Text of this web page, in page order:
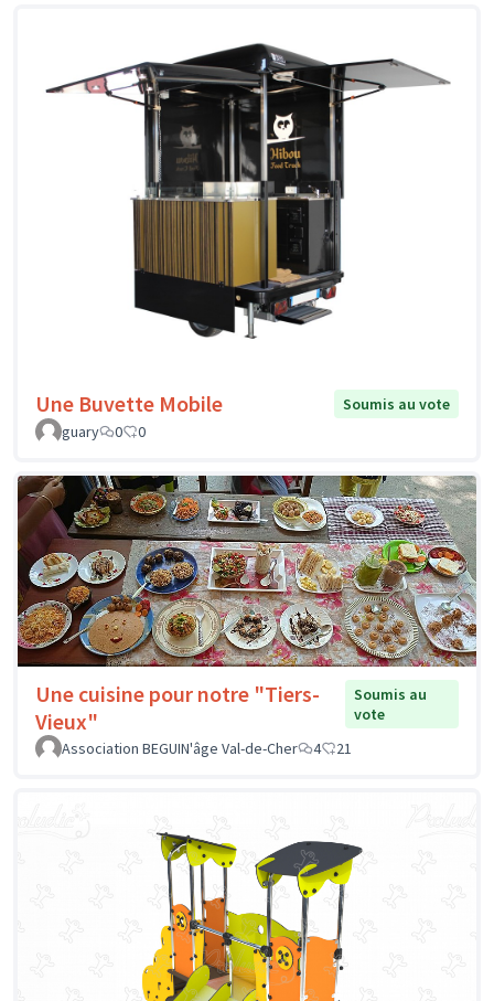
Une Buvette Mobile
Soumis au vote
guary
0 0
Une cuisine pour notre "Tiers-
Vieux"
Soumis au
vote
Association BEGUIN'âge Val-de-Cher
4 21